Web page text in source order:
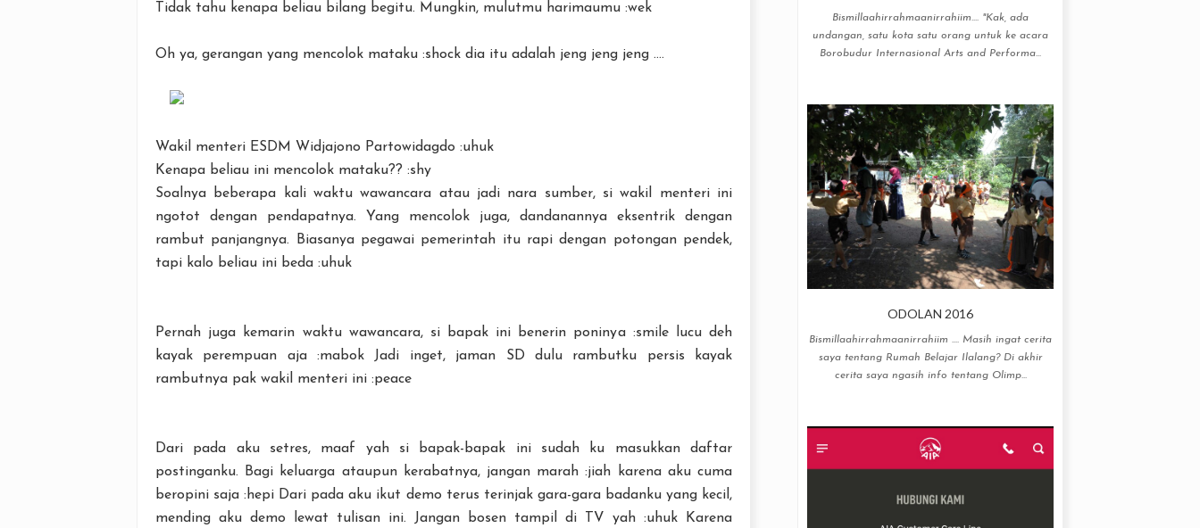
Tidak tahu kenapa beliau bilang begitu. Mungkin, mulutmu harimaumu :wek
Oh ya, gerangan yang mencolok mataku :shock dia itu adalah jeng jeng jeng ....
Wakil menteri ESDM Widjajono Partowidagdo :uhuk
Kenapa beliau ini mencolok mataku?? :shy
Soalnya beberapa kali waktu wawancara atau jadi nara sumber, si wakil menteri ini
ngotot dengan pendapatnya. Yang mencolok juga, dandanannya eksentrik dengan
rambut panjangnya. Biasanya pegawai pemerintah itu rapi dengan potongan pendek,
tapi kalo beliau ini beda :uhuk
Pernah juga kemarin waktu wawancara, si bapak ini benerin poninya :smile lucu deh
kayak perempuan aja :mabok Jadi inget, jaman SD dulu rambutku persis kayak
rambutnya pak wakil menteri ini :peace
Dari pada aku setres, maaf yah si bapak-bapak ini sudah ku masukkan daftar
postinganku. Bagi keluarga ataupun kerabatnya, jangan marah :jiah karena aku cuma
beropini saja :hepi Dari pada aku ikut demo terus terinjak gara-gara badanku yang kecil,
mending aku demo lewat tulisan ini. Jangan bosen tampil di TV yah :uhuk Karena
Bismillaahirrahmaanirrahiim.... "Kak, ada
undangan, satu kota satu orang untuk ke acara
Borobudur Internasional Arts and Performa...
ODOLAN 2016
Bismillaahirrahmaanirrahiim .... Masih ingat cerita
saya tentang Rumah Belajar Ilalang? Di akhir
cerita saya ngasih info tentang Olimp...